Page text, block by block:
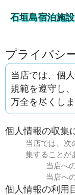
石垣島宿泊施
プライバシ
当店では、個
規範を遵守し
万全を尽くしま
個人情報の収集
当店では、次
集することが
当店へ
当店へ
個人情報の利用